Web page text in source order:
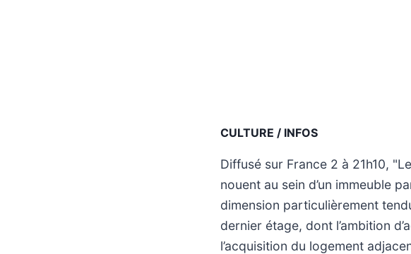
CULTURE / INFOS
Diffusé sur France 2 à 21h10,
nouent au sein d’un immeuble
dimension particulièrement
dernier étage, dont l’ambition
l’acquisition du logement